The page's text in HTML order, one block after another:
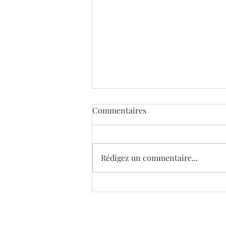
Donation de 6 oeuvres
Commentaires
Rédigez un commentaire...